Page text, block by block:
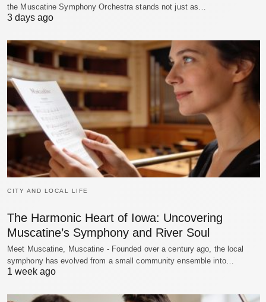
the Muscatine Symphony Orchestra stands not just as…
3 days ago
CITY AND LOCAL LIFE
The Harmonic Heart of Iowa: Uncovering
Muscatine’s Symphony and River Soul
Meet Muscatine, Muscatine - Founded over a century ago, the local
symphony has evolved from a small community ensemble into…
1 week ago